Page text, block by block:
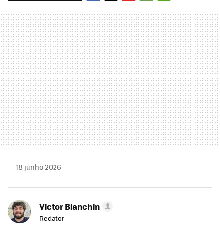
MAIL
18 junho 2026
Victor Bianchin
Redator